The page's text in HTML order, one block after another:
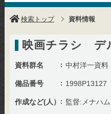
検索トップ 資料情報
映画チラシ デ
資料群名 中村洋一資料
備品番号 1998P13127
作成など(人） 監督:メナハ